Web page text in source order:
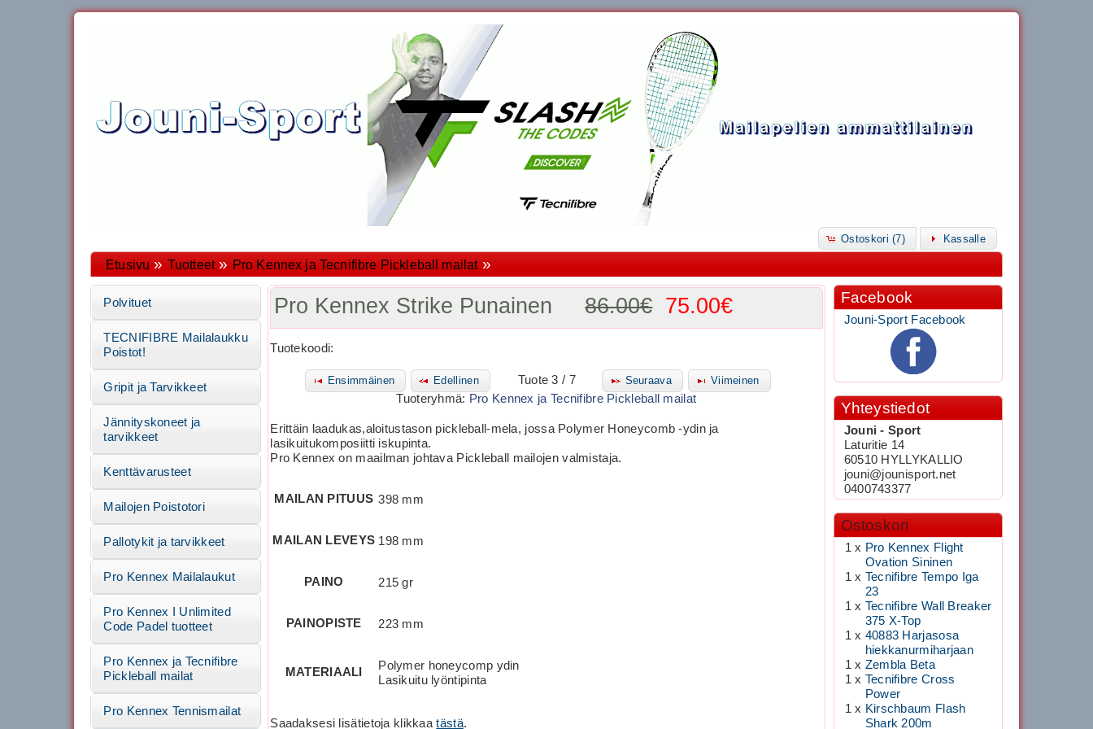
Ostoskori (7) Kassalle
Etusivu » Tuotteet» Pro Kennex ja Tecnifibre Pickleball mailat»
Pro Kennex Strike Punainen86.00€ 75.00€
Tuotekoodi:
Ensimmäinen Edellinen Tuote 3 / 7 Seuraava Viimeinen
Tuoteryhmä: Pro Kennex ja Tecnifibre Pickleball mailat
Erittäin laadukas,aloitustason pickleball-mela, jossa Polymer Honeycomb -ydin ja
lasikuitukomposiitti iskupinta.
Pro Kennex on maailman johtava Pickleball mailojen valmistaja.
MAILAN PITUUS 398 mm
MAILAN LEVEYS 198 mm
PAINO 215 gr
PAINOPISTE 223 mm
MATERIAALI
Polymer honeycomp ydin
Lasikuitu lyöntipinta
Saadaksesi lisätietoja klikkaatästä.
Polvituet
TECNIFIBRE Mailalaukku
Poistot!
Gripit ja Tarvikkeet
Jännityskoneet ja
tarvikkeet
Kenttävarusteet
Mailojen Poistotori
Pallotykit ja tarvikkeet
Pro Kennex Mailalaukut
Pro Kennex I Unlimited
Code Padel tuotteet
Pro Kennex ja Tecnifibre
Pickleball mailat
Pro Kennex Tennismailat
Facebook
Jouni-Sport Facebook
Yhteystiedot
Jouni - Sport
Laturitie 14
60510 HYLLYKALLIO
jouni@jounisport.net
0400743377
Ostoskori
1 x Pro Kennex Flight
Ovation Sininen
1 x Tecnifibre Tempo Iga
23
1 x Tecnifibre Wall Breaker
375 X-Top
1 x 40883 Harjasosa
hiekkanurmiharjaan
1 x Zembla Beta
1 x Tecnifibre Cross
Power
1 x Kirschbaum Flash
Shark 200m